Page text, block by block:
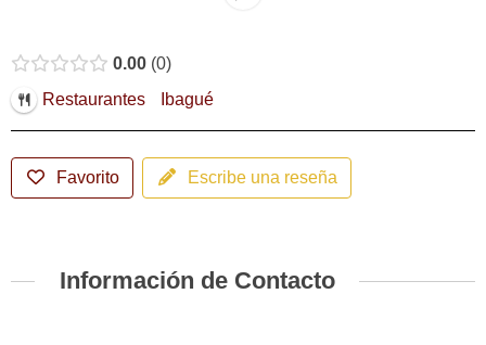
0.00 0
Restaurantes
Ibagué
Favorito Escribe una reseña
Información de Contacto